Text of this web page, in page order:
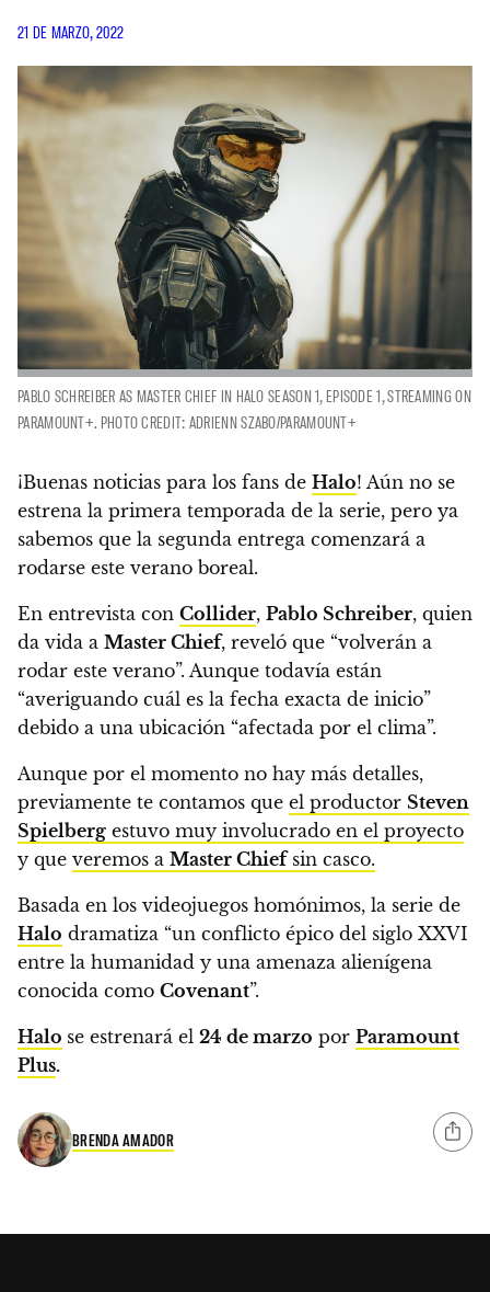
21 DE MARZO, 2022
PABLO SCHREIBER AS MASTER CHIEF IN HALO SEASON 1, EPISODE 1, STREAMING ON
PARAMOUNT+. PHOTO CREDIT: ADRIENN SZABO/PARAMOUNT+
¡Buenas noticias para los fans de Halo! Aún no se
estrena la primera temporada de la serie, pero ya
sabemos que la segunda entrega comenzará a
rodarse este verano boreal.
En entrevista con Collider, Pablo Schreiber, quien
da vida a Master Chief, reveló que “volverán a
rodar este verano”. Aunque todavía están
“averiguando cuál es la fecha exacta de inicio”
debido a una ubicación “afectada por el clima”.
Aunque por el momento no hay más detalles,
previamente te contamos que el productor Steven
Spielberg estuvo muy involucrado en el proyecto
y que veremos a Master Chiefsin casco.
Basada en los videojuegos homónimos, la serie de
Halo dramatiza “un conflicto épico del siglo XXVI
entre la humanidad y una amenaza alienígena
conocida como Covenant”.
Halo se estrenará el 24 de marzo por Paramount
Plus.
BRENDA AMADOR